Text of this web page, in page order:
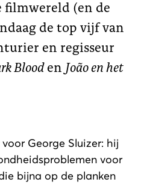
(en de
de top vijf van
en regisseur
Blooden João en het
George Sluizer: hij
voor
bijna op de planken